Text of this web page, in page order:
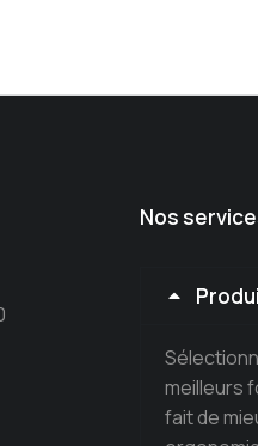
Nos
meilleurs
fait de